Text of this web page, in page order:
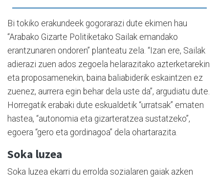
Bi tokiko erakundeek gogorarazi dute ekimen hau
“Arabako Gizarte Politiketako Sailak emandako
erantzunaren ondoren” planteatu zela. “Izan ere, Sailak
adierazi zuen ados zegoela helarazitako azterketarekin
eta proposamenekin, baina baliabiderik eskaintzen ez
zuenez, aurrera egin behar dela uste da”, argudiatu dute.
Horregatik erabaki dute eskualdetik “urratsak” ematen
hastea, “autonomia eta gizarteratzea sustatzeko”,
egoera “gero eta gordinagoa” dela ohartarazita.
Soka luzea
Soka luzea ekarri du errolda sozialaren gaiak azken